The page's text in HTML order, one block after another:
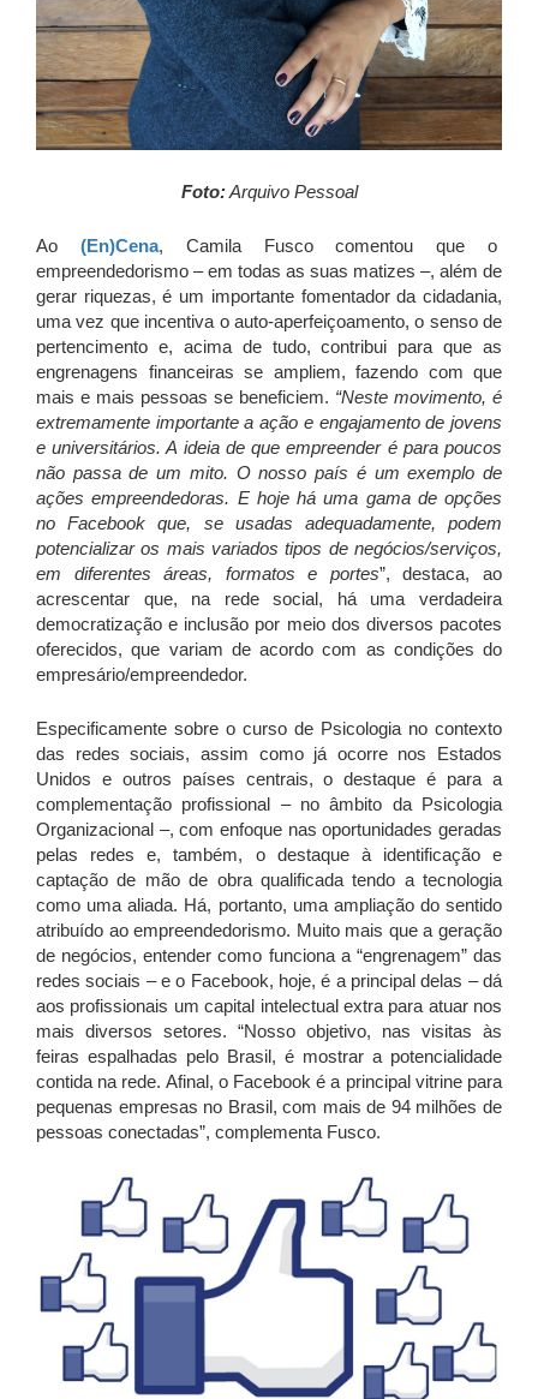
Foto:Arquivo Pessoal
Ao (En)Cena, Camila Fusco comentou que o
empreendedorismo – em todas as suas matizes –, além de
gerar riquezas, é um importante fomentador da cidadania,
uma vez que incentiva o auto-aperfeiçoamento, o senso de
pertencimento e, acima de tudo, contribui para que as
engrenagens financeiras se ampliem, fazendo com que
mais e mais pessoas se beneficiem. “Neste movimento, é
extremamente importante a ação e engajamento de jovens
e universitários. A ideia de que empreender é para poucos
não passa de um mito. O nosso país é um exemplo de
ações empreendedoras. E hoje há uma gama de opções
no Facebook que, se usadas adequadamente, podem
potencializar os mais variados tipos de negócios/serviços,
em diferentes áreas, formatos e portes”, destaca, ao
acrescentar que, na rede social, há uma verdadeira
democratização e inclusão por meio dos diversos pacotes
oferecidos, que variam de acordo com as condições do
empresário/empreendedor.
Especificamente sobre o curso de Psicologia no contexto
das redes sociais, assim como já ocorre nos Estados
Unidos e outros países centrais, o destaque é para a
complementação profissional – no âmbito da Psicologia
Organizacional –, com enfoque nas oportunidades geradas
pelas redes e, também, o destaque à identificação e
captação de mão de obra qualificada tendo a tecnologia
como uma aliada. Há, portanto, uma ampliação do sentido
atribuído ao empreendedorismo. Muito mais que a geração
de negócios, entender como funciona a “engrenagem” das
redes sociais – e o Facebook, hoje, é a principal delas – dá
aos profissionais um capital intelectual extra para atuar nos
mais diversos setores. “Nosso objetivo, nas visitas às
feiras espalhadas pelo Brasil, é mostrar a potencialidade
contida na rede. Afinal, o Facebook é a principal vitrine para
pequenas empresas no Brasil, com mais de 94 milhões de
pessoas conectadas”, complementa Fusco.